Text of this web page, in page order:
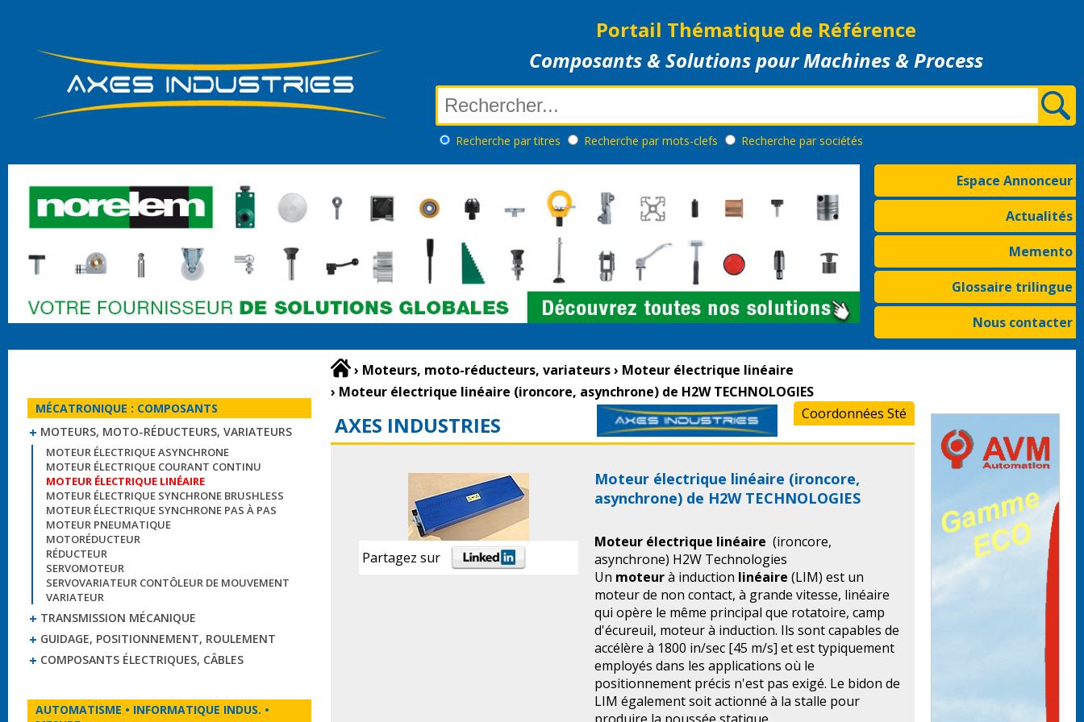
Portail Thématique de Référence
Composants & Solutions pour Machines & Process
Recherche par titres Recherche par mots-clefs Recherche par sociétés
Espace Annonceur
Actualités
Memento
Glossaire trilingue
Nous contacter
MÉCATRONIQUE : COMPOSANTS
MOTEURS, MOTO-RÉDUCTEURS, VARIATEURS
MOTEUR ÉLECTRIQUE ASYNCHRONE
MOTEUR ÉLECTRIQUE COURANT CONTINU
MOTEUR ÉLECTRIQUE LINÉAIRE
MOTEUR ÉLECTRIQUE SYNCHRONE BRUSHLESS
MOTEUR ÉLECTRIQUE SYNCHRONE PAS À PAS
MOTEUR PNEUMATIQUE
MOTORÉDUCTEUR
RÉDUCTEUR
SERVOMOTEUR
SERVOVARIATEUR CONTÔLEUR DE MOUVEMENT
VARIATEUR
TRANSMISSION MÉCANIQUE
GUIDAGE, POSITIONNEMENT, ROULEMENT
COMPOSANTS ÉLECTRIQUES, CÂBLES
AUTOMATISME • INFORMATIQUE INDUS. •
› Moteurs, moto-réducteurs, variateurs› Moteur électrique linéaire
› Moteur électrique linéaire (ironcore, asynchrone) de H2W TECHNOLOGIES
AXES INDUSTRIES Coordonnées Sté
Partagez sur
Moteur électrique linéaire (ironcore,
asynchrone) de H2W TECHNOLOGIES
Moteur électrique linéaire (ironcore,
asynchrone) H2W Technologies
Un moteurà induction linéaire(LIM) est un
moteur de non contact, à grande vitesse, linéaire
qui opère le même principal que rotatoire, camp
d'écureuil, moteur à induction. Ils sont capables de
accélère à 1800 in/sec [45 m/s] et est typiquement
employés dans les applications où le
positionnement précis n'est pas exigé. Le bidon de
LIM également soit actionné à la stalle pour
produire la poussée statique